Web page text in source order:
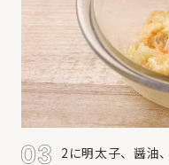
2に明太子、醤油